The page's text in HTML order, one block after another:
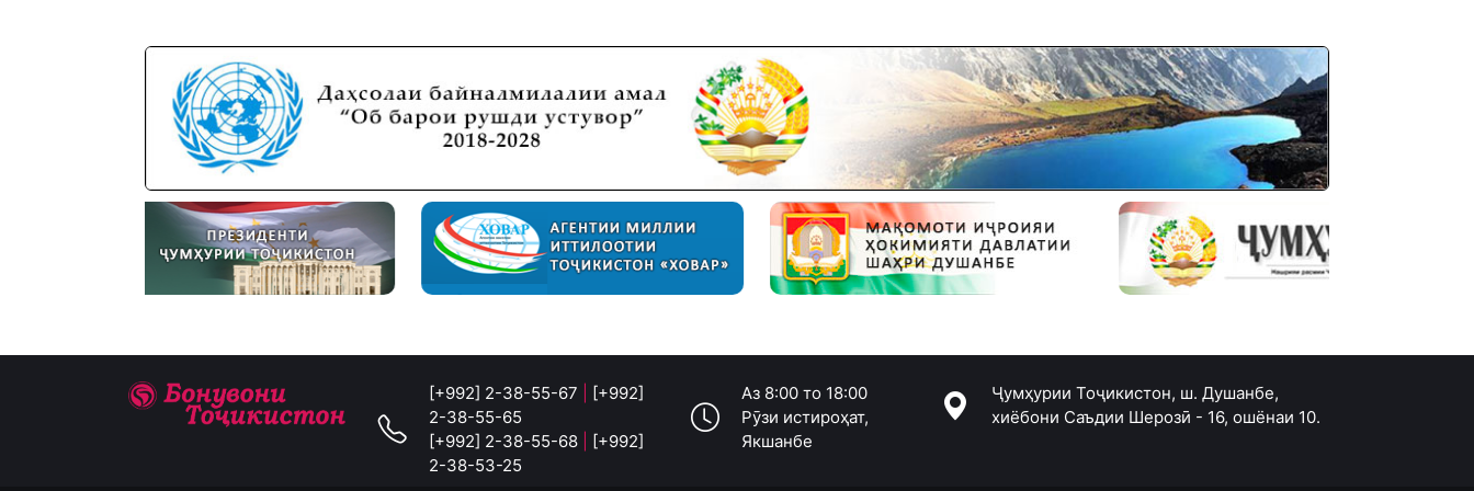
[+992] 2-38-55-67
[+992]
2-38-55-65
[+992] 2-38-55-68
[+992]
2-38-53-25
Аз 8:00 то 18:00
Рӯзи истироҳат,
Якшанбе
Ҷумҳурии Тоҷикистон, ш. Душанбе,
хиёбони Саъдии Шерозӣ - 16, ошёнаи 10.